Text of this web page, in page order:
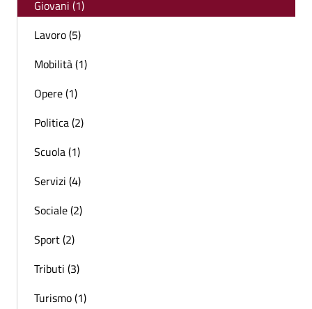
Giovani (1)
Lavoro (5)
Mobilità (1)
Opere (1)
Politica (2)
Scuola (1)
Servizi (4)
Sociale (2)
Sport (2)
Tributi (3)
Turismo (1)